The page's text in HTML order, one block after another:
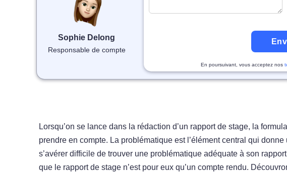
Sophie Delong
Responsable de compte
En poursuivant, vous acceptez nos
Lorsqu’on se lance dans la rédaction d’un rapport de stage, la
prendre en compte. La problématique est l’élément central qui
s’avérer difficile de trouver une problématique adéquate à son
que le rapport de stage n’est pour eux qu’un compte rendu.